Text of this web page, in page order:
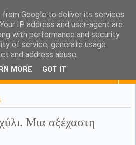
you...tea
Μια αξέχαστη
Google to deliver its services
IP address and user-agent are
with performance and security
of service, generate usage
and address abuse.
MORE GOT IT